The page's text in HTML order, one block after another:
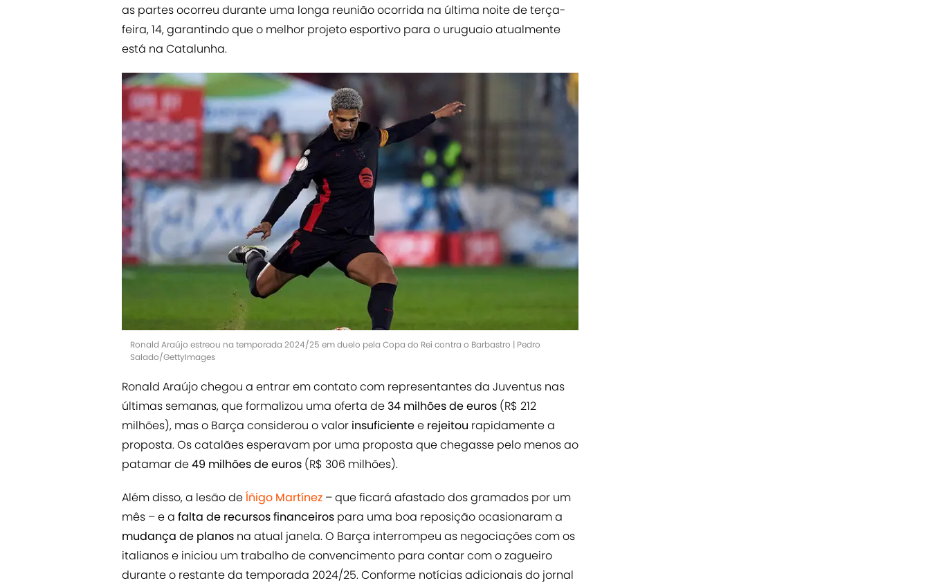
as partes ocorreu durante uma longa reunião ocorrida na última noite de terça-
feira, 14, garantindo que o melhor projeto esportivo para o uruguaio atualmente
está na Catalunha.
Ronald Araújo estreou na temporada 2024/25 em duelo pela Copa do Rei contra o Barbastro | Pedro
Salado/GettyImages
Ronald Araújo chegou a entrar em contato com representantes da Juventus nas
últimas semanas, que formalizou uma oferta de 34 milhões de euros (R$ 212
milhões), mas o Barça considerou o valor insuficientee rejeitou rapidamente a
proposta. Os catalães esperavam por uma proposta que chegasse pelo menos ao
patamar de49 milhões de euros (R$ 306 milhões).
Além disso, a lesão deÍñigo Martínez – que ficará afastado dos gramados por um
mês – e a falta de recursos financeiros para uma boa reposição ocasionaram a
mudança de planos na atual janela. O Barça interrompeu as negociações com os
italianos e iniciou um trabalho de convencimento para contar com o zagueiro
durante o restante da temporada 2024/25. Conforme notícias adicionais do jornal